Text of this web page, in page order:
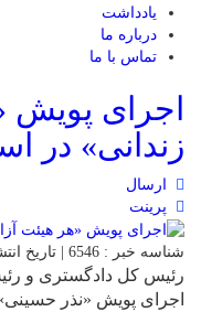
یادداشت
درباره ما
تماس با ما
اجرای پویش
زندانی» در
ارسال
پرینت
شناسه خبر : 6546 | تاریخ انتشار : 16 تیر 1403 - 10:54 |
رئیس کل دادگستری و
اجرای پویش «نذر